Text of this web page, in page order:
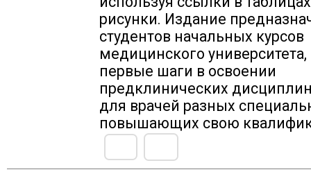
рисунки. Издание
студентов начальных курсов
медицинского
первые шаги в освоении
предклинических
для врачей разных
повышающих свою